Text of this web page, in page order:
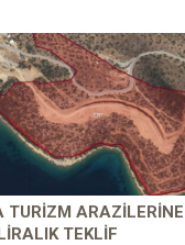
TURIZM ARAZILERINE
TEKLIF